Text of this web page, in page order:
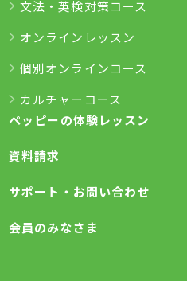
文法・英検対策コース
オンラインレッスン
個別オンラインコース
カルチャーコース
ペッピーの体験レッスン
資料請求
サポート・お問い合わせ
会員のみなさま